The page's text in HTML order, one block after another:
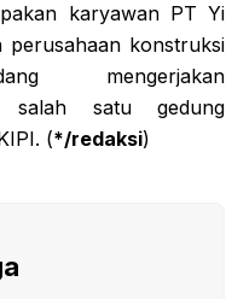
karyawan PT Yi
perusahaan konstruksi
mengerjakan
salah satu gedung
(*/redaksi)